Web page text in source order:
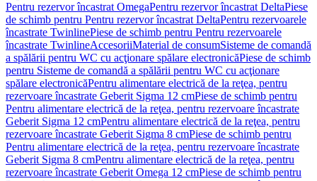
Pentru rezervor încastrat OmegaPentru rezervor încastrat DeltaPiese
de schimb pentru Pentru rezervor încastrat DeltaPentru rezervoarele
încastrate TwinlinePiese de schimb pentru Pentru rezervoarele
încastrate TwinlineAccesoriiMaterial de consumSisteme de comandă
a spălării pentru WC cu acţionare spălare electronicăPiese de schimb
pentru Sisteme de comandă a spălării pentru WC cu acţionare
spălare electronicăPentru alimentare electrică de la reţea, pentru
rezervoare încastrate Geberit Sigma 12 cmPiese de schimb pentru
Pentru alimentare electrică de la reţea, pentru rezervoare încastrate
Geberit Sigma 12 cmPentru alimentare electrică de la reţea, pentru
rezervoare încastrate Geberit Sigma 8 cmPiese de schimb pentru
Pentru alimentare electrică de la reţea, pentru rezervoare încastrate
Geberit Sigma 8 cmPentru alimentare electrică de la reţea, pentru
rezervoare încastrate Geberit Omega 12 cmPiese de schimb pentru